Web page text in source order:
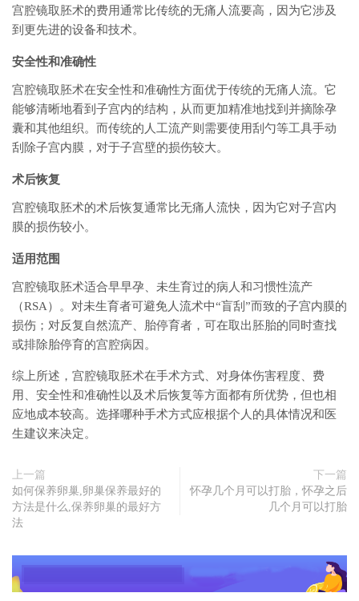
宫腔镜取胚术的费用通常比传统的无痛人流要高，因为它涉及
到更先进的设备和技术。
安全性和准确性
宫腔镜取胚术在安全性和准确性方面优于传统的无痛人流。它
能够清晰地看到子宫内的结构，从而更加精准地找到并摘除孕
囊和其他组织。而传统的人工流产则需要使用刮勺等工具手动
刮除子宫内膜，对于子宫壁的损伤较大。
术后恢复
宫腔镜取胚术的术后恢复通常比无痛人流快，因为它对子宫内
膜的损伤较小。
适用范围
宫腔镜取胚术适合早早孕、未生育过的病人和习惯性流产
（RSA）。对未生育者可避免人流术中“盲刮”而致的子宫内膜的
损伤；对反复自然流产、胎停育者，可在取出胚胎的同时查找
或排除胎停育的宫腔病因。
综上所述，宫腔镜取胚术在手术方式、对身体伤害程度、费
用、安全性和准确性以及术后恢复等方面都有所优势，但也相
应地成本较高。选择哪种手术方式应根据个人的具体情况和医
生建议来决定。
上一篇
如何保养卵巢,卵巢保养最好的
方法是什么,保养卵巢的最好方
法
下一篇
怀孕几个月可以打胎，怀孕之后
几个月可以打胎